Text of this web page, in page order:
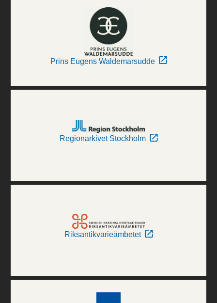
Prins Eugens Waldemarsudde
Regionarkivet Stockholm
Riksantikvarieämbetet